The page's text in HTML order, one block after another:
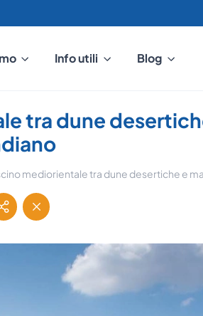
Info utili Blog
tra dune
mediorientale tra dune desertiche e